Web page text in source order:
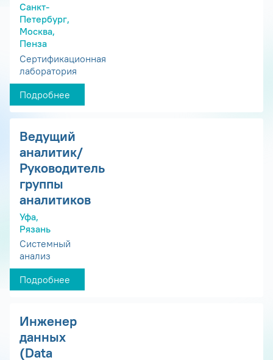
Санкт-
Петербург,
Москва,
Пенза
Сертификационная
лаборатория
Подробнее
Ведущий
аналитик/
Руководитель
группы
аналитиков
Уфа,
Рязань
Системный
анализ
Подробнее
Инженер
данных
(Data